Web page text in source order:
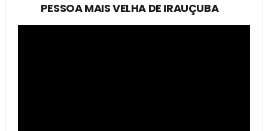
PESSOA MAIS VELHA DE IRAUÇUBA